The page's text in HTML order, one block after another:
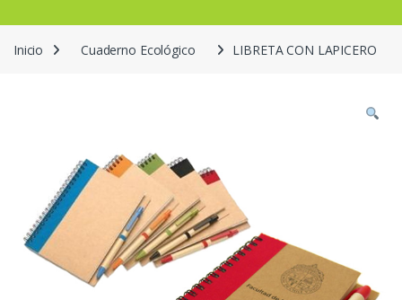
Inicio Cuaderno Ecológico LIBRETA CON LAPICERO